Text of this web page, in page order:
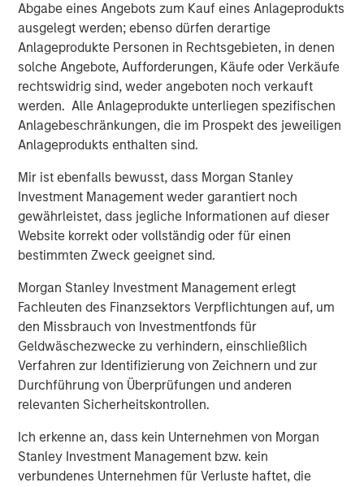
Abgabe eines Angebots zum Kauf eines Anlageprodukts
ausgelegt werden; ebenso dürfen derartige
Anlageprodukte Personen in Rechtsgebieten, in denen
solche Angebote, Aufforderungen, Käufe oder Verkäufe
rechtswidrig sind, weder angeboten noch verkauft
werden. Alle Anlageprodukte unterliegen spezifischen
Anlagebeschränkungen, die im Prospekt des jeweiligen
Anlageprodukts enthalten sind.
Mir ist ebenfalls bewusst, dass Morgan Stanley
Investment Management weder garantiert noch
gewährleistet, dass jegliche Informationen auf dieser
Website korrekt oder vollständig oder für einen
bestimmten Zweck geeignet sind.
Morgan Stanley Investment Management erlegt
Fachleuten des Finanzsektors Verpflichtungen auf, um
den Missbrauch von Investmentfonds für
Geldwäschezwecke zu verhindern, einschließlich
Verfahren zur Identifizierung von Zeichnern und zur
Durchführung von Überprüfungen und anderen
relevanten Sicherheitskontrollen.
Ich erkenne an, dass kein Unternehmen von Morgan
Stanley Investment Management bzw. kein
verbundenes Unternehmen für Verluste haftet, die
Morgan Stanley Investment Management, together with
its investment advisory affiliates, has more than 1,300
investment professionals around the world and $1.9
trillion in assets under management or supervision as of
March 31, 2025. Morgan Stanley Investment Management
strives to provide strong long-term investment
performance, outstanding service, and a comprehensive
suite of investment management solutions to a diverse
client base, which includes governments, institutions,
corporations and individuals worldwide. For further
information about Morgan Stanley Investment
Management, please visit
www.morganstanley.com/im
About Morgan Stanley
Morgan Stanley (NYSE: MS) is a leading global financial
services firm providing a wide range of investment
banking, securities, wealth management and investment
management services. With offices in 42 countries, the
Firm’s employees serve clients worldwide including
For further information about Morgan Stanley, please visit
www.morganstanley.com.